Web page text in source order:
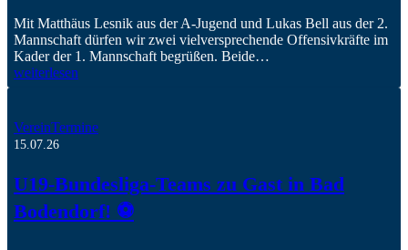
Mit Matthäus Lesnik aus der A-Jugend und Lukas Bell aus der 2.
Mannschaft dürfen wir zwei vielversprechende Offensivkräfte im
Kader der 1. Mannschaft begrüßen. Beide…
weiterlesen
VereinTermine
15.07.26
U19-Bundesliga-Teams zu Gast in Bad
Bodendorf! ⚽️